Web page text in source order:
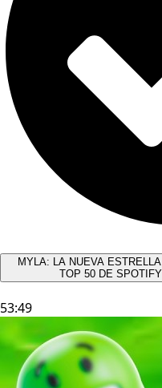
MYLA: LA NUEVA
TOP 50 DE
53:49